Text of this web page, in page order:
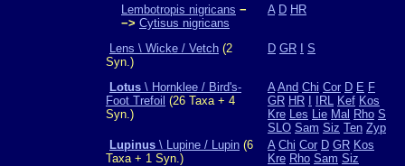
Lembotropis nigricans −
−> Cytisus nigricans
A D HR
Lens \ Wicke / Vetch (2
Syn.)
D GR S
Lotus \ Hornklee / Bird's-
Foot Trefoil (26 Taxa + 4
Syn.)
A And Chi Cor D E F
GR HR IRL Kef Kos
Kre Les Lie Mal Rho S
SLO Sam Siz Ten Zyp
Lupinus \ Lupine / Lupin (6
Taxa + 1 Syn.)
A Chi Cor D GR Kos
Kre Rho Sam Siz